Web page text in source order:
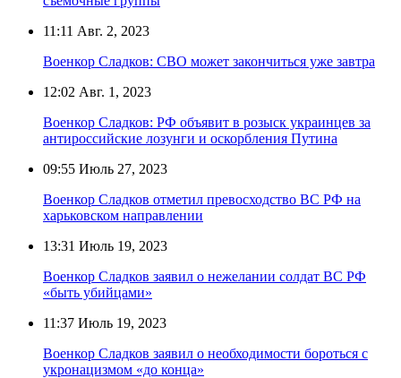
11:11 Авг. 2, 2023
Военкор Сладков: СВО может закончиться уже завтра
12:02 Авг. 1, 2023
Военкор Сладков: РФ объявит в розыск украинцев за
антироссийские лозунги и оскорбления Путина
09:55 Июль 27, 2023
Военкор Сладков отметил превосходство ВС РФ на
харьковском направлении
13:31 Июль 19, 2023
Военкор Сладков заявил о нежелании солдат ВС РФ
«быть убийцами»
11:37 Июль 19, 2023
Военкор Сладков заявил о необходимости бороться с
укронацизмом «до конца»